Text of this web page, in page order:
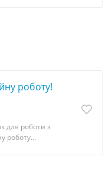
роботу!
для роботи з
роботу...